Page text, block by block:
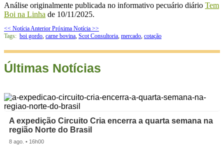
Análise originalmente publicada no informativo pecuário diário Tem
Boi na Linha de 10/11/2025.
<< Notícia Anterior Próxima Notícia >>
Tags: boi gordo carne bovina Scot Consultoria mercado cotação
Últimas Notícias
A expedição Circuito Cria encerra a quarta semana na
região Norte do Brasil
8 ago. • 16h00